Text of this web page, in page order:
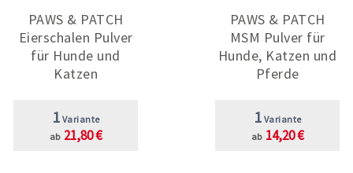
PAWS & PATCH
Eierschalen Pulver
für Hunde und
Katzen
1 Variante
ab 21,80 €
PAWS & PATCH
MSM Pulver für
Hunde, Katzen und
Pferde
1 Variante
ab 14,20 €